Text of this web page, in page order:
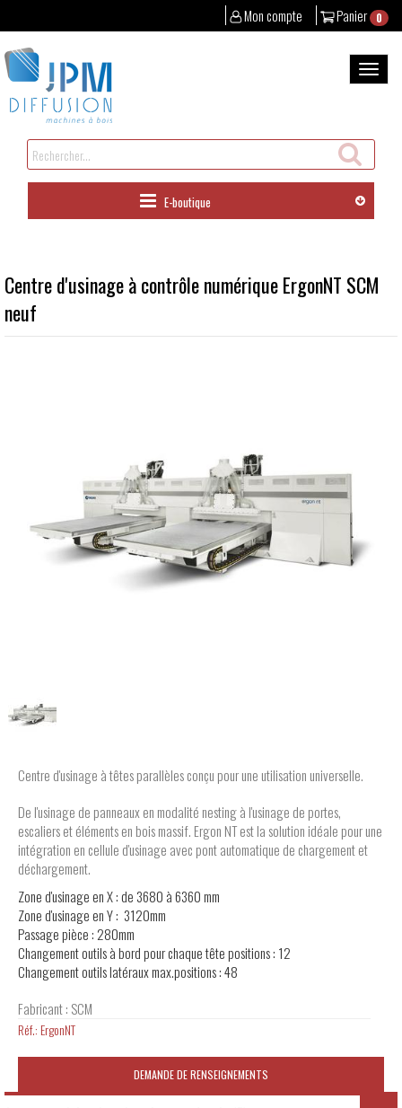
Panier 0
Mon compte
au
contenu
la
Rechercher
un
produit
E-boutique
Centre d'usinage à contrôle numérique ErgonNT SCM
neuf
Centre d'usinage à têtes parallèles conçu pour une utilisation universelle.
De l'usinage de panneaux en modalité nesting à l'usinage de portes,
escaliers et éléments en bois massif. Ergon NT est la solution idéale pour une
intégration en cellule d'usinage avec pont automatique de chargement et
déchargement.
Zone d'usinage en X: de 3680 à 6360 mm
Zone d'usinage en Y : 3120mm
Passage pièce : 280mm
Changement outils à bord pour chaque têtepositions : 12
Changement outils latéraux max.positions : 48
Fabricant : SCM
Réf.: ErgonNT
DEMANDE DE RENSEIGNEMENTS